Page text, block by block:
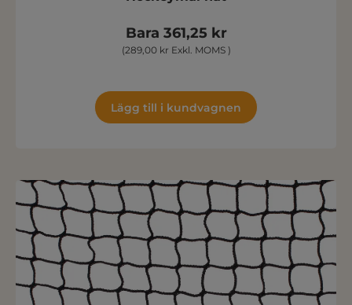
Bara 361,25 kr
(289,00 kr Exkl. MOMS )
Lägg till i kundvagnen